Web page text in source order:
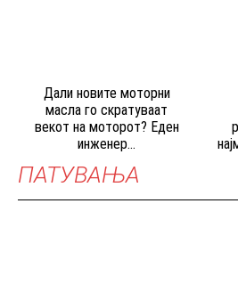
Дали новите моторни
масла го скратуваат
векот на моторот? Еден
инженер...
ПАТУВАЊА